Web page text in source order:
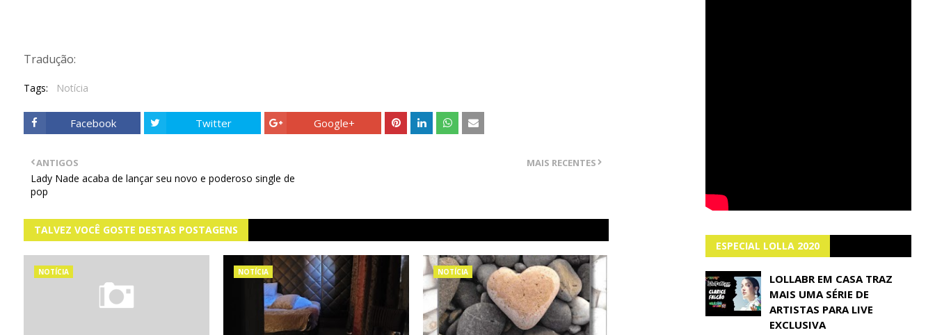
Tradução:
Tags: Notícia
Facebook Twitter Google+
MAIS RECENTES
ANTIGOS
Lady Nade acaba de lançar seu novo e poderoso single de
pop
TALVEZ VOCÊ GOSTE DESTAS POSTAGENS
NOTÍCIA NOTÍCIA NOTÍCIA
ESPECIAL LOLLA 2020
LOLLABR EM CASA TRAZ
MAIS UMA SÉRIE DE
ARTISTAS PARA LIVE
EXCLUSIVA